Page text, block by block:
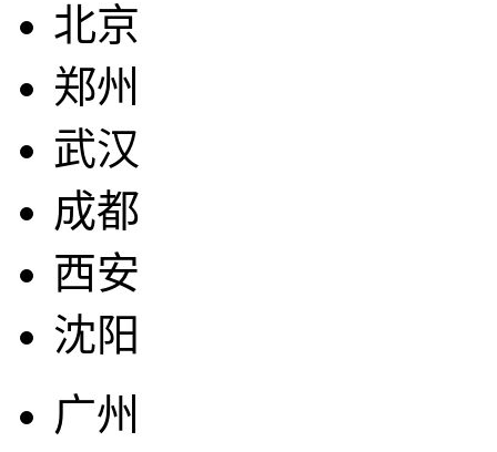
北京
郑州
武汉
成都
西安
沈阳
广州